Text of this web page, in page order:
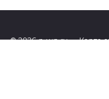
© 2026 n-wp.ru —Карта